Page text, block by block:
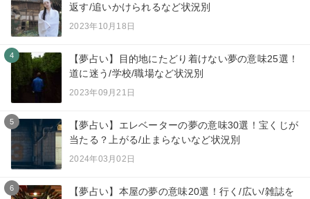
返す/追いかけられるなど状況別
2023年10月18日
4
【夢占い】目的地にたどり着けない夢の意味25選！
道に迷う/学校/職場など状況別
2023年09月21日
5
【夢占い】エレベーターの夢の意味30選！宝くじが
当たる？上がる/止まらないなど状況別
2024年03月02日
6
【夢占い】本屋の夢の意味20選！行く/広い/雑誌を